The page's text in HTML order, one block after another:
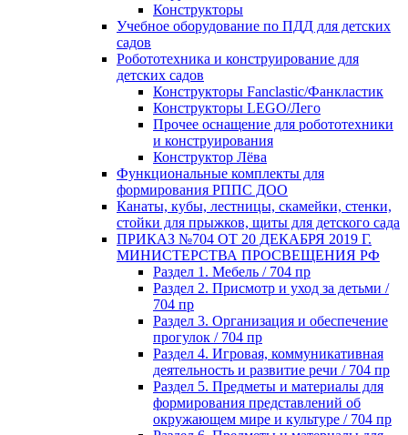
Конструкторы
Учебное оборудование по ПДД для детских
садов
Робототехника и конструирование для
детских садов
Конструкторы Fanclastic/Фанкластик
Конструкторы LEGO/Лего
Прочее оснащение для робототехники
и конструирования
Конструктор Лёва
Функциональные комплекты для
формирования РППС ДОО
Канаты, кубы, лестницы, скамейки, стенки,
стойки для прыжков, щиты для детского сада
ПРИКАЗ №704 ОТ 20 ДЕКАБРЯ 2019 Г.
МИНИСТЕРСТВА ПРОСВЕЩЕНИЯ РФ
Раздел 1. Мебель / 704 пр
Раздел 2. Присмотр и уход за детьми /
704 пр
Раздел 3. Организация и обеспечение
прогулок / 704 пр
Раздел 4. Игровая, коммуникативная
деятельность и развитие речи / 704 пр
Раздел 5. Предметы и материалы для
формирования представлений об
окружающем мире и культуре / 704 пр